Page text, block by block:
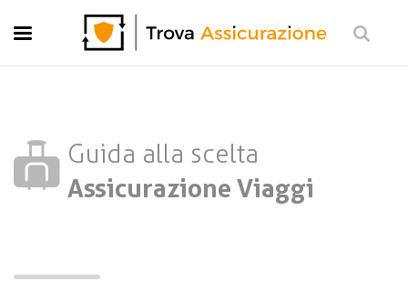
Moto
Pensione
Investimento e risparmio
Guida alla scelta
Assicurazione Viaggi